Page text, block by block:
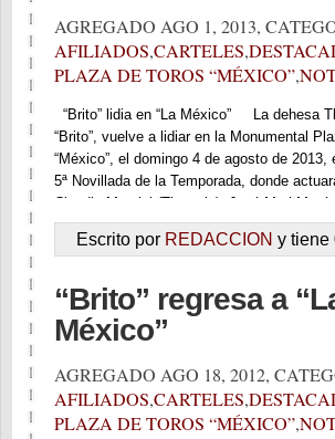
AGREGADO AGO 1, 2013,
AFILIADOS,CARTELES,
PLAZA DE TOROS “MÉXICO”,
“Brito” lidia en “La México” La dehesa
“Brito”, vuelve a lidiar en la Monumental
“México”, el domingo 4 de agosto de 2013,
5ª Novillada de la Temporada, donde
Claudio Montiel (Tlaxcala), José Mari
Christian Verdín (Guadalajara), Tomas
Gabriel Sánchez “El Gaby” […]
Escrito por REDACCION y tiene
“Brito” regresa a
México”
AGREGADO AGO 18, 2012,
AFILIADOS,CARTELES,
PLAZA DE TOROS “MÉXICO”,